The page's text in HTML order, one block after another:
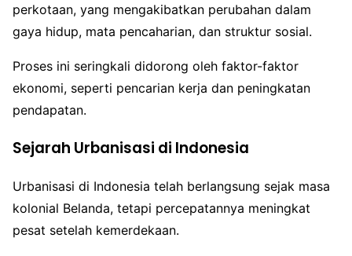
perkotaan, yang mengakibatkan perubahan dalam
gaya hidup, mata pencaharian, dan struktur sosial.
Proses ini seringkali didorong oleh faktor-faktor
ekonomi, seperti pencarian kerja dan peningkatan
pendapatan.
Sejarah Urbanisasi di Indonesia
Urbanisasi di Indonesia telah berlangsung sejak masa
kolonial Belanda, tetapi percepatannya meningkat
pesat setelah kemerdekaan.